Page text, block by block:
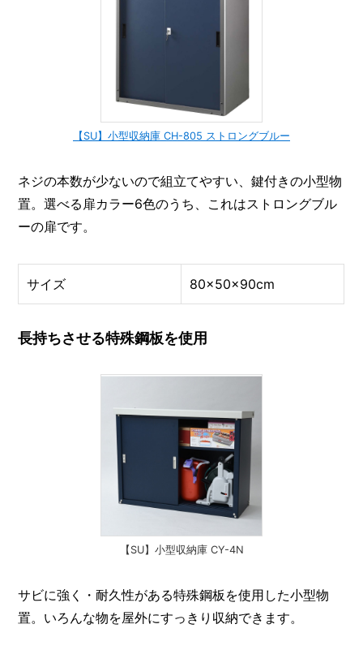
【SU】小型収納庫 CH-805 ストロングブルー
ネジの本数が少ないので組立てやすい、鍵付きの小型物
置。選べる扉カラー6色のうち、これはストロングブル
ーの扉です。
サイズ 80×50×90cm
長持ちさせる特殊鋼板を使用
【SU】小型収納庫 CY-4N
サビに強く・耐久性がある特殊鋼板を使用した小型物
置。いろんな物を屋外にすっきり収納できます。